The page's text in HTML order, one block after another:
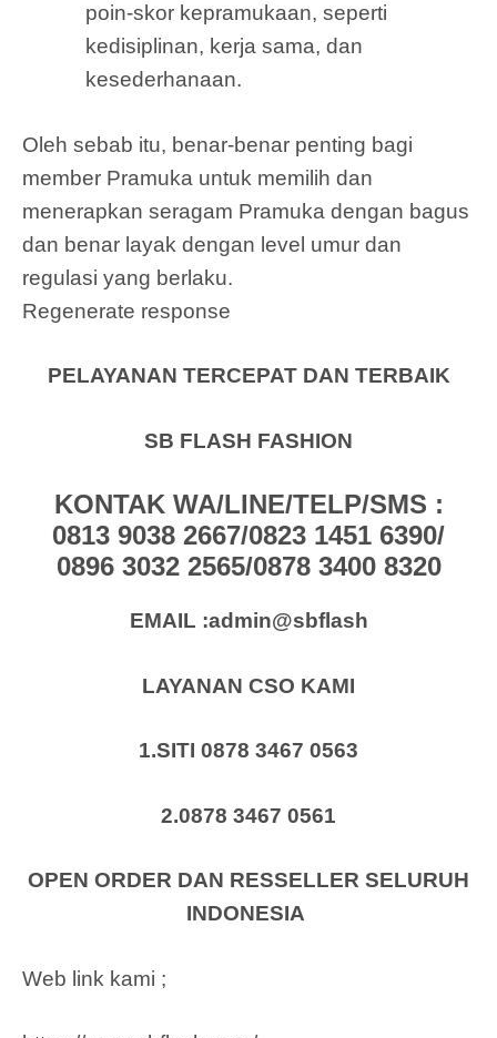
poin-skor kepramukaan, seperti
kedisiplinan, kerja sama, dan
kesederhanaan.
Oleh sebab itu, benar-benar penting bagi
member Pramuka untuk memilih dan
menerapkan seragam Pramuka dengan bagus
dan benar layak dengan level umur dan
regulasi yang berlaku.
Regenerate response
PELAYANAN TERCEPAT DAN TERBAIK
SB FLASH FASHION
KONTAK WA/LINE/TELP/SMS :
0813 9038 2667/0823 1451 6390/
0896 3032 2565/0878 3400 8320
EMAIL :admin@sbflash
LAYANAN CSO KAMI
1.SITI 0878 3467 0563
2.0878 3467 0561
OPEN ORDER DAN RESSELLER SELURUH
INDONESIA
Web link kami ;